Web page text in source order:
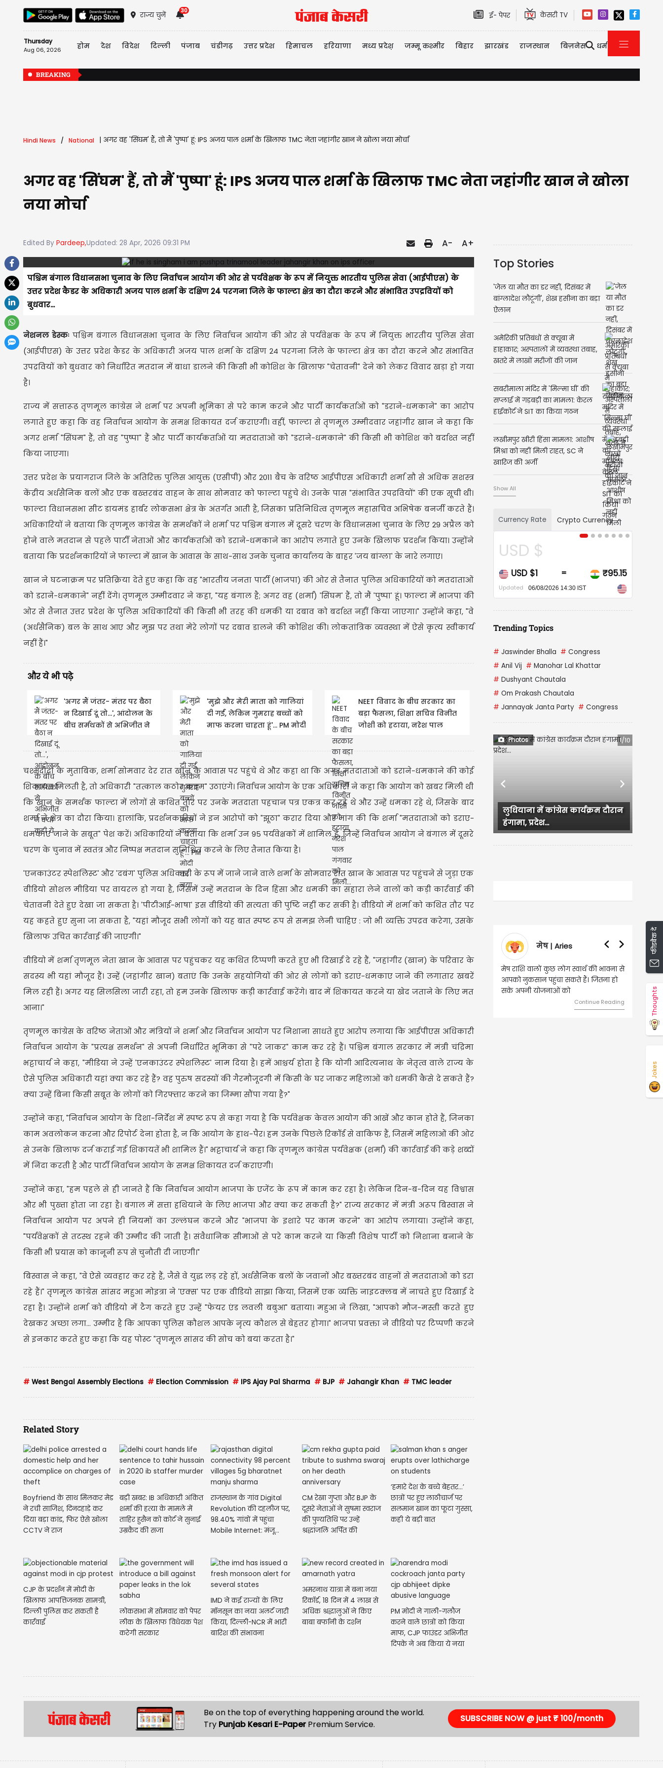
राज्य चुनें
30
ई- पेपर केसरी TV
Thursday
Aug 06, 2026 होम देश विदेश दिल्ली पंजाब चंडीगढ़ उत्तर प्रदेश हिमाचल हरियाणा मध्य प्रदेश़ जम्मू कश्मीर बिहार झारखंड राजस्थान बिज़नेस धर्म
BREAKING
Hindi News National अगर वह 'सिंघम' हैं, तो मैं 'पुष्पा' हूं: IPS अजय पाल शर्मा के खिलाफ TMC नेता जहांगीर खान ने खोला नया मोर्चा
अगर वह 'सिंघम' हैं, तो मैं 'पुष्पा' हूं: IPS अजय पाल शर्मा के खिलाफ TMC नेता जहांगीर खान ने खोला
नया मोर्चा
Edited By Pardeep,Updated: 28 Apr, 2026 09:31 PM A- A+
पश्चिम बंगाल विधानसभा चुनाव के लिए निर्वाचन आयोग की ओर से पर्यवेक्षक के रूप में नियुक्त भारतीय पुलिस सेवा (आईपीएस) के
उत्तर प्रदेश कैडर के अधिकारी अजय पाल शर्मा के दक्षिण 24 परगना जिले के फाल्टा क्षेत्र का दौरा करने और संभावित उपद्रवियों को
बुधवार...
नेशनल डेस्कः पश्चिम बंगाल विधानसभा चुनाव के लिए निर्वाचन आयोग की ओर से पर्यवेक्षक के रूप में नियुक्त भारतीय पुलिस सेवा
(आईपीएस) के उत्तर प्रदेश कैडर के अधिकारी अजय पाल शर्मा के दक्षिण 24 परगना जिले के फाल्टा क्षेत्र का दौरा करने और संभावित
उपद्रवियों को बुधवार को निर्धारित मतदान में बाधा डालने की किसी भी कोशिश के खिलाफ "चेतावनी" देने को लेकर विवाद खड़ा हो गया
है।
राज्य में सत्तारूढ़ तृणमूल कांग्रेस ने शर्मा पर अपनी भूमिका से परे काम करने और पार्टी कार्यकर्ताओं को "डराने-धमकाने" का आरोप
लगाते हुए कहा कि वह निर्वाचन आयोग के समक्ष शिकायत दर्ज कराएगी। वहीं, फाल्टा से तृणमूल उम्मीदवार जहांगीर खान ने कहा कि
अगर शर्मा "सिंघम" हैं, तो वह "पुष्पा" हैं और पार्टी कार्यकर्ताओं या मतदाताओं को "डराने-धमकाने" की किसी भी कोशिश को बर्दाश्त नहीं
किया जाएगा।
उत्तर प्रदेश के प्रयागराज जिले के अतिरिक्त पुलिस आयुक्त (एसीपी) और 2011 बैच के वरिष्ठ आईपीएस अधिकारी शर्मा सौ से अधिक सशस्त्र
केंद्रीय अर्धसैनिक बलों और एक बख्तरबंद वाहन के साथ सोमवार को फाल्टा पहुंचे थे। उनके पास "संभावित उपद्रवियों" की एक सूची थी।
फाल्टा विधानसभा सीट डायमंड हार्बर लोकसभा क्षेत्र के अंतर्गत आती है, जिसका प्रतिनिधित्व तृणमूल महासचिव अभिषेक बनर्जी करते हैं।
अधिकारियों ने बताया कि तृणमूल कांग्रेस के समर्थकों ने शर्मा पर पश्चिम बंगाल में दूसरे चरण के विधानसभा चुनाव के लिए 29 अप्रैल को
होने वाले मतदान से पहले पार्टी नेताओं और कार्यकर्ताओं को डराने-धमकाने का आरोप लगाते हुए उनके खिलाफ प्रदर्शन किया। उन्होंने
बताया कि प्रदर्शनकारियों ने फाल्टा में खान के आवास के साथ-साथ उनके चुनाव कार्यालय के बाहर 'जय बांग्ला' के नारे लगाए।
खान ने घटनाक्रम पर प्रतिक्रिया देते हुए कहा कि वह "भारतीय जनता पार्टी (भाजपा) की ओर से तैनात पुलिस अधिकारियों को मतदाताओं
को डराने-धमकाने" नहीं देंगे। तृणमूल उम्मीदवार ने कहा, "यह बंगाल है; अगर वह (शर्मा) 'सिंघम' हैं, तो मैं 'पुष्पा' हूं। फाल्टा में भाजपा की
ओर से तैनात उत्तर प्रदेश के पुलिस अधिकारियों की किसी भी तरह की धमकी या दबाव को बर्दाश्त नहीं किया जाएगा।" उन्होंने कहा, "वे
(अर्धसैनिक) बल के साथ आए और मुझ पर तथा मेरे लोगों पर दबाव डालने की कोशिश की। लोकतांत्रिक व्यवस्था में ऐसे कृत्य स्वीकार्य
नहीं हैं।"
और ये भी पढ़े
'अगर मैं जंतर- मंतर पर बैठा
न दिखाई दूं तो...', आंदोलन के
बीच सर्मथकों से अभिजीत ने
'मुझे और मेरी माता को गालियां
दी गईं, लेकिन गुमराह बच्चों को
माफ करना चाहता हूं'... PM मोदी
NEET विवाद के बीच सरकार का
बड़ा फैसला, शिक्षा सचिव विनीत
जोशी को हटाया, नरेश पाल
चश्मदीदों के मुताबिक, शर्मा सोमवार देर रात खान के आवास पर पहुंचे थे और कहा था कि अगर मतदाताओं को डराने-धमकाने की कोई
शिकायत मिलती है, तो अधिकारी "तत्काल कठोर कदम" उठाएंगे। निर्वाचन आयोग के एक अधिकारी ने कहा कि आयोग को खबर मिली थी
कि खान के समर्थक फाल्टा में लोगों से कथित तौर पर उनके मतदाता पहचान पत्र एकत्र कर रहे थे और उन्हें धमका रहे थे, जिसके बाद
शर्मा ने क्षेत्र का दौरा किया। हालांकि, प्रदर्शनकारियों ने इन आरोपों को "झूठा" करार दिया और मांग की कि शर्मा "मतदाताओं को डराए-
धमकाए जाने के सबूत" पेश करें। अधिकारियों ने बताया कि शर्मा उन 95 पर्यवेक्षकों में शामिल हैं, जिन्हें निर्वाचन आयोग ने बंगाल में दूसरे
चरण के चुनाव में स्वतंत्र और निष्पक्ष मतदान सुनिश्चित करने के लिए तैनात किया है।
'एनकाउंटर स्पेशलिस्ट' और 'दबंग' पुलिस अधिकारी के रूप में जाने जाने वाले शर्मा के सोमवार रात खान के आवास पर पहुंचने से जुड़ा एक
वीडियो सोशल मीडिया पर वायरल हो गया है, जिसमें उन्हें मतदान के दिन हिंसा और धमकी का सहारा लेने वालों को कड़ी कार्रवाई की
चेतावनी देते हुए देखा जा सकता है। 'पीटीआई-भाषा' इस वीडियो की सत्यता की पुष्टि नहीं कर सकी है। वीडियो में शर्मा को कथित तौर पर
यह कहते हुए सुना जा सकता है, "यहां मौजूद सभी लोगों को यह बात स्पष्ट रूप से समझ लेनी चाहिए : जो भी व्यक्ति उपद्रव करेगा, उसके
खिलाफ उचित कार्रवाई की जाएगी।"
वीडियो में शर्मा तृणमूल नेता खान के आवास पर पहुंचकर यह कथित टिप्पणी करते हुए भी दिखाई दे रहे हैं, "जहांगीर (खान) के परिवार के
सदस्य भी यहां मौजूद हैं। उन्हें (जहांगीर खान) बताएं कि उनके सहयोगियों की ओर से लोगों को डराए-धमकाए जाने की लगातार खबरें
मिल रही हैं। अगर यह सिलसिला जारी रहा, तो हम उनके खिलाफ कड़ी कार्रवाई करेंगे। बाद में शिकायत करने या खेद जताने के लिए मत
आना।"
तृणमूल कांग्रेस के वरिष्ठ नेताओं और मंत्रियों ने शर्मा और निर्वाचन आयोग पर निशाना साधते हुए आरोप लगाया कि आईपीएस अधिकारी
निर्वाचन आयोग के "प्रत्यक्ष समर्थन" से अपनी निर्धारित भूमिका से "परे जाकर" काम कर रहे हैं। पश्चिम बंगाल सरकार में मंत्री चंद्रिमा
भट्टाचार्य ने कहा, "मीडिया ने उन्हें 'एनकाउंटर स्पेशलिस्ट' नाम दिया है। हमें आश्चर्य होता है कि योगी आदित्यनाथ के नेतृत्व वाले राज्य के
ऐसे पुलिस अधिकारी यहां क्या कर रहे हैं? वह पुरुष सदस्यों की गैरमौजूदगी में किसी के घर जाकर महिलाओं को धमकी कैसे दे सकते हैं?
क्या उन्हें बिना किसी सबूत के लोगों को गिरफ्तार करने का जिम्मा सौंपा गया है?"
उन्होंने कहा, "निर्वाचन आयोग के दिशा-निर्देश में स्पष्ट रूप से कहा गया है कि पर्यवेक्षक केवल आयोग की आंखें और कान होते हैं, जिनका
काम अवलोकन करना और रिपोर्ट देना होता है, न कि आयोग के हाथ-पैर। हम उनके पिछले रिकॉर्ड से वाकिफ हैं, जिसमें महिलाओं की ओर
से उनके खिलाफ दर्ज कराई गई शिकायतें भी शामिल हैं।" भट्टाचार्य ने कहा कि तृणमूल कांग्रेस पर्यवेक्षक (शर्मा) की कार्रवाई की कड़े शब्दों
में निंदा करती है और पार्टी निर्वाचन आयोग के समक्ष शिकायत दर्ज कराएगी।
उन्होंने कहा, "हम पहले से ही जानते हैं कि निर्वाचन आयोग भाजपा के एजेंट के रूप में काम कर रहा है। लेकिन दिन-ब-दिन यह विश्वास
और भी पुख्ता होता जा रहा है। बंगाल में सत्ता हथियाने के लिए भाजपा और क्या कर सकती है?" राज्य सरकार में मंत्री अरूप बिस्वास ने
निर्वाचन आयोग पर अपने ही नियमों का उल्लंघन करने और "भाजपा के इशारे पर काम करने" का आरोप लगाया। उन्होंने कहा,
"पर्यवेक्षकों से तटस्थ रहने की उम्मीद की जाती है। संवैधानिक सीमाओं से परे काम करने या किसी विशेष पार्टी को निशाना बनाने के
किसी भी प्रयास को कानूनी रूप से चुनौती दी जाएगी।"
बिस्वास ने कहा, "वे ऐसे व्यवहार कर रहे हैं, जैसे वे युद्ध लड़ रहे हों, अर्धसैनिक बलों के जवानों और बख्तरबंद वाहनों से मतदाताओं को डरा
रहे हैं।" तृणमूल कांग्रेस सांसद महुआ मोइत्रा ने 'एक्स' पर एक वीडियो साझा किया, जिसमें एक व्यक्ति नाइटक्लब में नाचते हुए दिखाई दे
रहा है। उन्होंने शर्मा को वीडियो में टैग करते हुए उन्हें "फेयर एंड लवली बबुआ" बताया। महुआ ने लिखा, "आपको मौज-मस्ती करते हुए
देखकर अच्छा लगा... उम्मीद है कि आपका पुलिस कौशल आपके नृत्य कौशल से बेहतर होगा।" भाजपा प्रवक्ता ने वीडियो पर टिप्पणी करने
से इनकार करते हुए कहा कि यह पोस्ट "तृणमूल सांसद की सोच को बयां करता है।"
# West Bengal Assembly Elections # Election Commission # IPS Ajay Pal Sharma # BJP # Jahangir Khan # TMC leader
Related Story
Boyfriend के साथ मिलकर मेड
ने रची साजिश, दिनदहाड़े कर
दिया बड़ा कांड, फिर ऐसे खोला
CCTV ने राज
बड़ी खबर: IB अधिकारी अंकित
शर्मा की हत्या के मामले में
ताहिर हुसैन को कोर्ट ने सुनाई
उम्रकैद की सजा
राजस्थान के गांव Digital
Revolution की दहलीज पर,
98.40% गांवों में पहुंचा
Mobile Internet: मंजू...
CM रेखा गुप्ता और BJP के
दूसरे नेताओं ने सुषमा स्वराज
की पुण्यतिथि पर उन्हें
श्रद्धांजलि अर्पित की
‘हमारे देश के बच्चे बेहतर…’
छात्रों पर हुए लाठीचार्ज पर
सलमान खान का फूटा गुस्सा,
कही ये बड़ी बात
CJP के प्रदर्शन में मोदी के
खिलाफ आपत्तिजनक सामग्री,
दिल्ली पुलिस कर सकती है
कार्रवाई
लोकसभा में सोमवार को पेपर
लीक के खिलाफ विधेयक पेश
करेगी सरकार
IMD ने कई राज्यों के लिए
मॉनसून का नया अलर्ट जारी
किया, दिल्ली-NCR में भारी
बारिश की संभावना
अमरनाथ यात्रा में बना नया
रिकॉर्ड, 18 दिन में 4 लाख से
अधिक श्रद्धालुओं ने किए
बाबा बर्फानी के दर्शन
PM मोदी ने गाली-गलौज
करने वाले छात्रों को किया
माफ, CJP फाउंडर अभिजीत
दिपके ने अब किया ये नया
Top Stories
'जेल या मौत का डर नहीं, दिसंबर में
बांग्लादेश लौटूंगी', शेख हसीना का बड़ा
ऐलान
अमेरिकी प्रतिबंधों से क्यूबा में
हाहाकार; अस्पतालों में व्यवस्था तबाह,
खतरे में लाखों मरीजों की जान
सबरीमाला मंदिर में 'मिल्मा घी' की
सप्लाई में गड़बड़ी का मामला: केरल
हाईकोर्ट ने SIT का किया गठन
लखीमपुर खीरी हिंसा मामला: आशीष
मिश्रा को नहीं मिली राहत, SC ने
खारिज की अर्जी
Show All
Currency Rate Crypto Currency
USD $
USD $1 ₹95.15
CAD $
CAD $1 = ₹67.91
Updated 06/08/2026 14:30 IST
Trending Topics
# Jaswinder Bhalla # Congress
# Anil Vij # Manohar Lal Khattar
# Dushyant Chautala
# Om Prakash Chautala
# Jannayak Janta Party # Congress
Photos 1/10
लुधियाना में कांग्रेस कार्यक्रम दौरान
हंगामा, प्रदेश...
इन खूबसूरत हरे सूटों के साथ बनाएं
सावन को हरा-भरा
Previous Next
मेष राशि वालों कुछ लोग स्वार्थ की भावना से
आपको नुकसान पहुंचा सकते हैं। जितना हो
सके अपनी योजनाओं को
वृषभ | Taurus
वृष राशि वालों आय के स्त्रोत बढ़ने से रुके
हुए कार्यों में गति आएगी। युवा वर्ग भविष्य
को लेकर ज्यादा फोकस रहेंगे।
Continue Reading
Be on the top of everything happening around the world.
Try Punjab Kesari E-PaperPremium Service.
SUBSCRIBE NOW @ just ₹ 100/month
फीडबैक दें
Thoughts
Jokes